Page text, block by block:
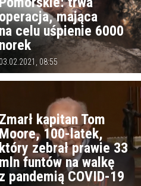
mająca
celu uśpienie 6000
norek
03.02.2021, 08:55
Zmarł kapitan Tom
Moore, 100-latek,
który zebrał prawie 33
mln funtów na walkę
z pandemią COVID-19